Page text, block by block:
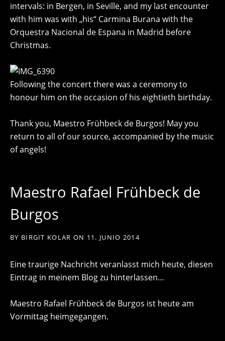
intervals: in Bergen, in Seville, and my last encounter
with him was with „his“ Carmina Burana with the
Orquestra Nacional de Espana in Madrid before
Christmas.
Following the concert there was a ceremony to
honour him on the occasion of his eightieth birthday.
Thank you, Maestro Frühbeck de Burgos! May you
return to all of our source, accompanied by the music
of angels!
Maestro Rafael Frühbeck de
Burgos
BY BIRGIT KOLAR ON 11. JUNIO 2014
Eine traurige Nachricht veranlasst mich heute, diesen
Eintrag in meinem Blog zu hinterlassen…
Maestro Rafael Frühbeck de Burgos ist heute am
Vormittag heimgegangen.